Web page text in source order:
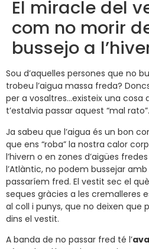
El miracle del
com no morir
bussejo a
Sou d’aquelles persones que no
trobeu l’aigua massa freda?
per a vosaltres…existeix una cosa
t’estalvia passar aquest “mal rato”.
Ja sabeu que l’aigua és un bon
que ens “roba” la nostra calor
l’hivern o en zones d’aigües
l’Atlàntic, no podem bussejar
passaríem fred. El vestit sec el
seques gràcies a les cremalleres
al coll i punys, que no deixen que
dins el vestit.
A banda de no passar fred té l’